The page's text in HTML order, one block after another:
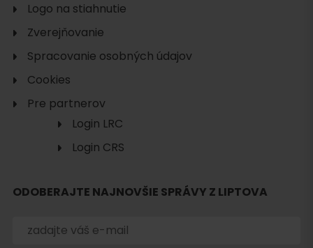
ubytovanie
Logo na stiahnutie
Zverejňovanie
Spracovanie osobných údajov
Cookies
Pre partnerov
Login LRC
Login CRS
ODOBERAJTE NAJNOVŠIE SPRÁVY Z LIPTOVA